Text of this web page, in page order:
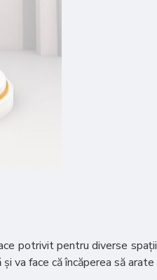
potrivit pentru diverse
va face că încăperea să